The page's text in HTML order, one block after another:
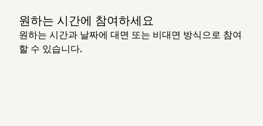
원하는 시간에 참여하세요
원하는 시간과 날짜에 대면 또는 비대면 방식으로 참여
할 수 있습니다.